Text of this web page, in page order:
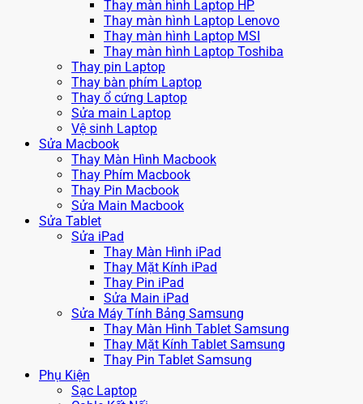
Thay màn hình Laptop HP
Thay màn hình Laptop Lenovo
Thay màn hình Laptop MSI
Thay màn hình Laptop Toshiba
Thay pin Laptop
Thay bàn phím Laptop
Thay ổ cứng Laptop
Sửa main Laptop
Vệ sinh Laptop
Sửa Macbook
Thay Màn Hình Macbook
Thay Phím Macbook
Thay Pin Macbook
Sửa Main Macbook
Sửa Tablet
Sửa iPad
Thay Màn Hình iPad
Thay Mặt Kính iPad
Thay Pin iPad
Sửa Main iPad
Sửa Máy Tính Bảng Samsung
Thay Màn Hình Tablet Samsung
Thay Mặt Kính Tablet Samsung
Thay Pin Tablet Samsung
Phụ Kiện
Sạc Laptop